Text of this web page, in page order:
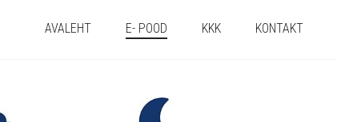
AVALEHT E- POOD KKK KONTAKT